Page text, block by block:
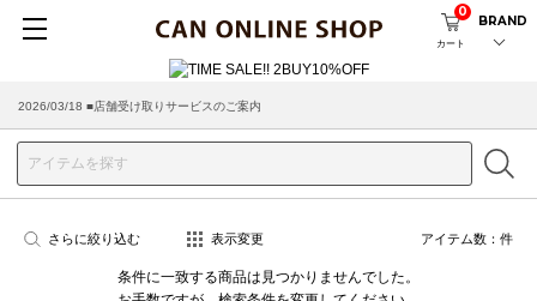
カート
0
BRAND
2026/03/18 ■店舗受け取りサービスのご案内
さらに絞り込む 表示変更 アイテム数： 件
条件に一致する商品は見つかりませんでした。